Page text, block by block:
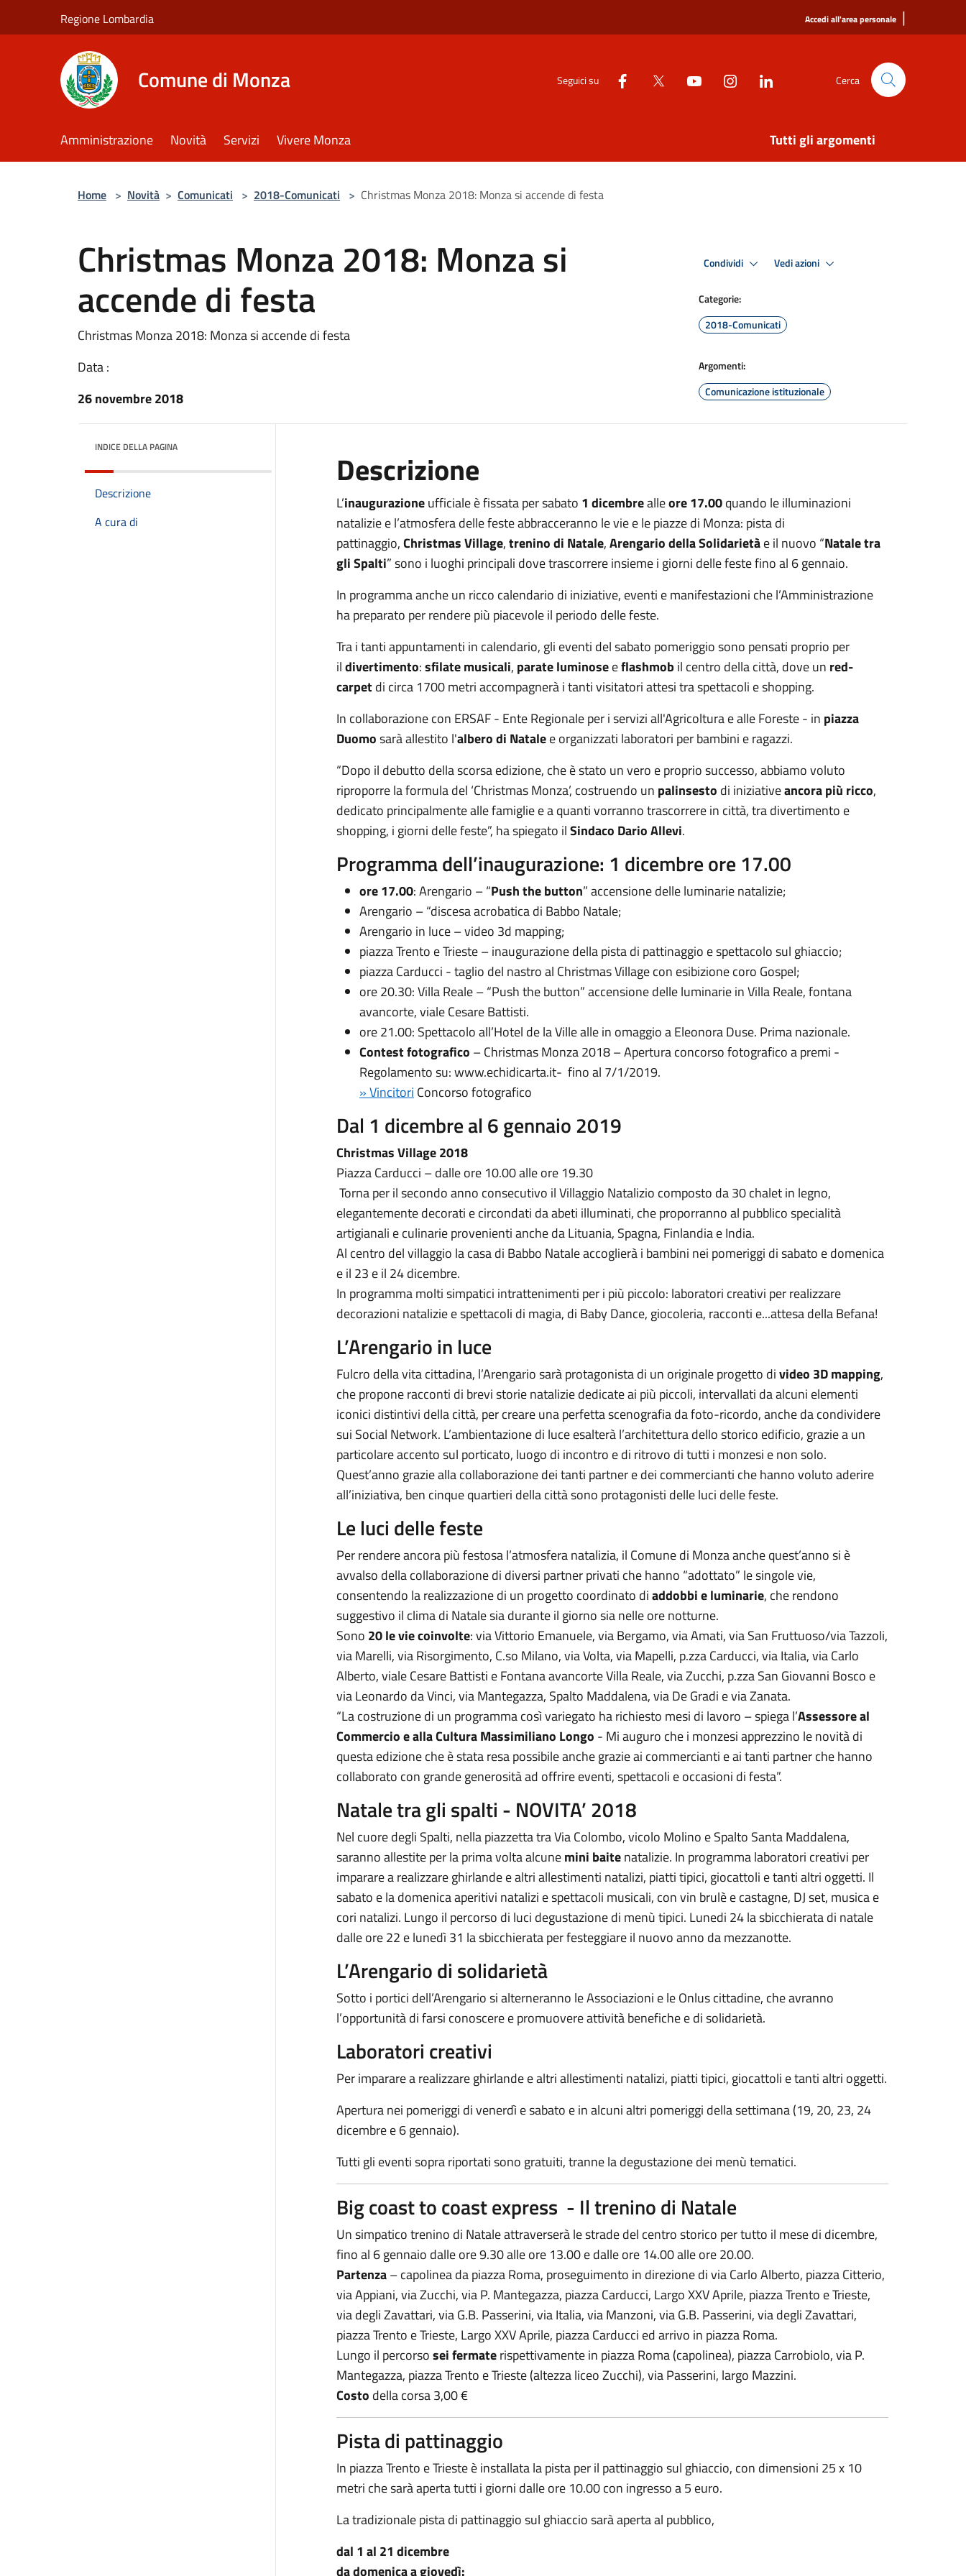
Regione Lombardia Accedi all'area personale |
Comune di Monza Seguici su Cerca
Amministrazione Novità Servizi Vivere Monza Tutti gli argomenti
Home > Novità > Comunicati > 2018-Comunicati > Christmas Monza 2018: Monza si accende di festa
Christmas Monza 2018: Monza si
accende di festa
Christmas Monza 2018: Monza si accende di festa
Data :
26 novembre 2018
Condividi Vedi azioni
Categorie:
2018-Comunicati
Argomenti:
Comunicazione istituzionale
INDICE DELLA PAGINA
Descrizione
A cura di
Descrizione
L’inaugurazioneufficiale è fissata per sabato 1 dicembrealleore 17.00quando le illuminazioni
natalizie e l’atmosfera delle feste abbracceranno le vie e le piazze di Monza: pista di
pattinaggio,Christmas Village,trenino di Natale,Arengario della Solidarietàe il nuovo “Natale tra
gliSpalti” sono i luoghi principali dove trascorrere insieme i giorni delle feste fino al 6 gennaio.
In programma anche un ricco calendario di iniziative, eventi e manifestazioni che l’Amministrazione
ha preparato per rendere più piacevole il periodo delle feste.
Tra i tanti appuntamenti in calendario, gli eventi del sabato pomeriggio sono pensati proprio per
ildivertimento:sfilate musicali, parate luminoseeflashmob il centro della città, dove un red-
carpetdi circa 1700 metri accompagnerà i tanti visitatori attesi tra spettacoli e shopping.
In collaborazione con ERSAF - Ente Regionale per i servizi all'Agricoltura e alle Foreste - in piazza
Duomosarà allestito l'albero di Natalee organizzati laboratori per bambini e ragazzi.
“Dopo il debutto della scorsa edizione, che è stato un vero e proprio successo, abbiamo voluto
riproporre la formula del ‘Christmas Monza’, costruendo un palinsesto di iniziativeancora più ricco,
dedicato principalmente alle famiglie e a quanti vorranno trascorrere in città, tra divertimento e
shopping, i giorni delle feste”, ha spiegato ilSindaco Dario Allevi.
Programma dell’inaugurazione: 1 dicembre ore 17.00
ore 17.00: Arengario – “Push the button” accensione delle luminarie natalizie;
Arengario – “discesa acrobatica di Babbo Natale;
Arengario in luce – video 3d mapping;
piazza Trento e Trieste – inaugurazione della pista di pattinaggio e spettacolo sul ghiaccio;
piazza Carducci - taglio del nastro al Christmas Village con esibizione coro Gospel;
ore 20.30: Villa Reale – “Push the button” accensione delle luminarie in Villa Reale, fontana
avancorte, viale Cesare Battisti.
ore 21.00: Spettacolo all’Hotel de la Ville alle in omaggio a Eleonora Duse. Prima nazionale.
Contest fotografico – Christmas Monza 2018 – Apertura concorso fotografico a premi -
Regolamento su: www.echidicarta.it- fino al 7/1/2019.
» Vincitori Concorso fotografico
Dal 1 dicembre al 6 gennaio 2019
Christmas Village 2018
Piazza Carducci – dalle ore 10.00 alle ore 19.30
Torna per il secondo anno consecutivo il Villaggio Natalizio composto da 30 chalet in legno,
elegantemente decorati e circondati da abeti illuminati, che proporranno al pubblico specialità
artigianali e culinarie provenienti anche da Lituania, Spagna, Finlandia e India.
Al centro del villaggio la casa di Babbo Natale accoglierà i bambini nei pomeriggi di sabato e domenica
e il 23 e il 24 dicembre.
In programma molti simpatici intrattenimenti per i più piccolo: laboratori creativi per realizzare
decorazioni natalizie e spettacoli di magia, di Baby Dance, giocoleria, racconti e...attesa della Befana!
L’Arengario in luce
Fulcro della vita cittadina, l’Arengario sarà protagonista di un originale progetto divideo 3D mapping,
che propone racconti di brevi storie natalizie dedicate ai più piccoli, intervallati da alcuni elementi
iconici distintivi della città, per creare una perfetta scenografia da foto-ricordo, anche da condividere
sui Social Network. L’ambientazione di luce esalterà l’architettura dello storico edificio, grazie a un
particolare accento sul porticato, luogo di incontro e di ritrovo di tutti i monzesi e non solo.
Quest’anno grazie alla collaborazione dei tanti partner e dei commercianti che hanno voluto aderire
all’iniziativa, ben cinque quartieri della città sono protagonisti delle luci delle feste.
Le luci delle feste
Per rendere ancora più festosa l’atmosfera natalizia, il Comune di Monza anche quest’anno si è
avvalso della collaborazione di diversi partner privati che hanno “adottato” le singole vie,
consentendo la realizzazione di un progetto coordinato diaddobbi e luminarie, che rendono
suggestivo il clima di Natale sia durante il giorno sia nelle ore notturne.
Sono 20 le vie coinvolte: via Vittorio Emanuele, via Bergamo, via Amati, via San Fruttuoso/via Tazzoli,
via Marelli, via Risorgimento, C.so Milano, via Volta, via Mapelli, p.zza Carducci, via Italia, via Carlo
Alberto, viale Cesare Battisti e Fontana avancorte Villa Reale, via Zucchi, p.zza San Giovanni Bosco e
via Leonardo da Vinci, via Mantegazza, Spalto Maddalena, via De Gradi e via Zanata.
“La costruzione di un programma così variegato ha richiesto mesi di lavoro – spiega l’Assessore al
Commercio e alla Cultura Massimiliano Longo - Mi auguro che i monzesi apprezzino le novità di
questa edizione che è stata resa possibile anche grazie ai commercianti e ai tanti partner che hanno
collaborato con grande generosità ad offrire eventi, spettacoli e occasioni di festa”.
Natale tra gli spalti - NOVITA’ 2018
Nel cuore degli Spalti, nella piazzetta tra Via Colombo, vicolo Molino e Spalto Santa Maddalena,
saranno allestite per la prima volta alcunemini baitenatalizie. In programma laboratori creativi per
imparare a realizzare ghirlande e altri allestimenti natalizi, piatti tipici, giocattoli e tanti altri oggetti. Il
sabato e la domenica aperitivi natalizi e spettacoli musicali, con vin brulè e castagne, DJ set, musica e
cori natalizi. Lungo il percorso di luci degustazione di menù tipici. Lunedi 24 la sbicchierata di natale
dalle ore 22 e lunedì 31 la sbicchierata per festeggiare il nuovo anno da mezzanotte.
L’Arengario di solidarietà
Sotto i portici dell’Arengario si alterneranno le Associazioni e le Onlus cittadine, che avranno
l’opportunità di farsi conoscere e promuovere attività benefiche e di solidarietà.
Laboratori creativi
Per imparare a realizzare ghirlande e altri allestimenti natalizi, piatti tipici, giocattoli e tanti altri oggetti.
Apertura nei pomeriggi di venerdì e sabato e in alcuni altri pomeriggi della settimana (19, 20, 23, 24
dicembre e 6 gennaio).
Tutti gli eventi sopra riportati sono gratuiti, tranne la degustazione dei menù tematici.
Big coast to coast express - Il trenino di Natale
Un simpatico trenino di Natale attraverserà le strade del centro storico per tutto il mese di dicembre,
fino al 6 gennaio dalle ore 9.30 alle ore 13.00 e dalle ore 14.00 alle ore 20.00.
Partenza– capolinea da piazza Roma, proseguimento in direzione di via Carlo Alberto, piazza Citterio,
via Appiani, via Zucchi, via P. Mantegazza, piazza Carducci, Largo XXV Aprile, piazza Trento e Trieste,
via degli Zavattari, via G.B. Passerini, via Italia, via Manzoni, via G.B. Passerini, via degli Zavattari,
piazza Trento e Trieste, Largo XXV Aprile, piazza Carducci ed arrivo in piazza Roma.
Lungo il percorsosei fermaterispettivamente in piazza Roma (capolinea), piazza Carrobiolo, via P.
Mantegazza, piazza Trento e Trieste (altezza liceo Zucchi), via Passerini, largo Mazzini.
Costo della corsa 3,00 €
Pista di pattinaggio
In piazza Trento e Trieste è installata la pista per il pattinaggio sul ghiaccio, con dimensioni 25 x 10
metri che sarà aperta tutti i giorni dalle ore 10.00 con ingresso a 5 euro.
La tradizionale pista di pattinaggio sul ghiaccio sarà aperta al pubblico,
dal 1 al 21 dicembre
da domenica a giovedì: